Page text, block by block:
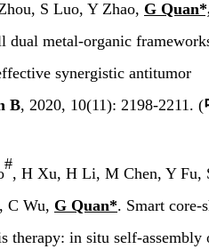
S Luo, Y Zhao, G
dual metal-organic
synergistic antitumor
B, 2020, 10(11): 2198-2211. (
#
, H Xu, H Li, M Chen, Y Fu,
C Wu, G Quan*. Smart core-
therapy: in situ self-assembly